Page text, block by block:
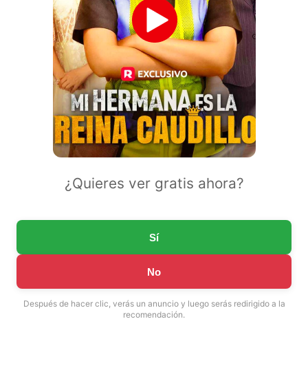
¿Quieres ver gratis ahora?
Sí
No
Después de hacer clic, verás un anuncio y luego serás redirigido a la
recomendación.